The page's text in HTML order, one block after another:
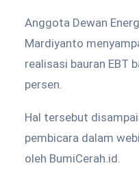
Anggota Dewan
Mardiyanto
realisasi bauran EBT
persen.
Hal tersebut
pembicara dalam
oleh BumiCerah.id.